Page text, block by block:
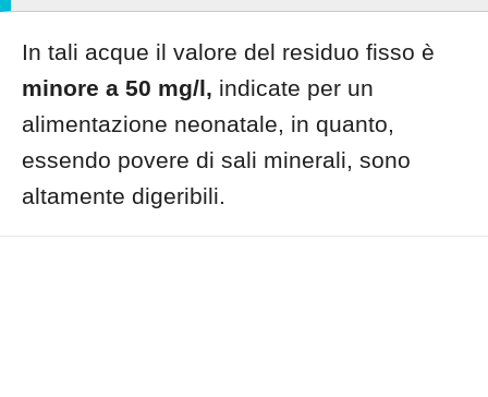
In tali acque il valore del residuo fisso è
minore a 50 mg/l, indicate per un
alimentazione neonatale, in quanto,
essendo povere di sali minerali, sono
altamente digeribili.